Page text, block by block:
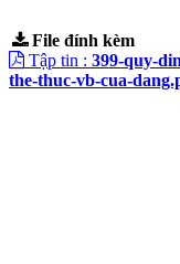
File đính kèm
Tập tin : 399-quy-
the-thuc-vb-cua-